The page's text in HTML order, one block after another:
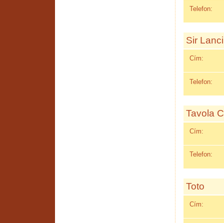
Telefon:
Sir
Cím:
Telefon:
Tavola
Cím:
Telefon:
Toto
Cím: